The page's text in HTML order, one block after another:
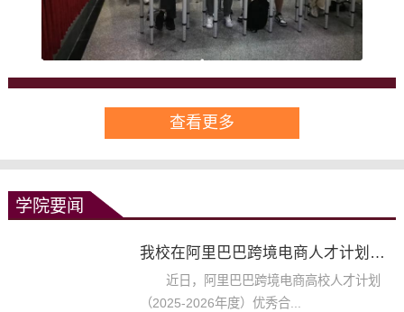
查看更多
学院要闻
我校在阿里巴巴跨境电商人才计划评选中...
近日，阿里巴巴跨境电商高校人才计划
（2025-2026年度）优秀合...